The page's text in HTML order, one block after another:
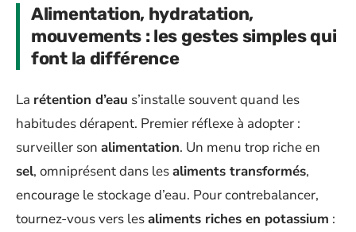
Alimentation, hydratation,
mouvements : les gestes simples qui
font la différence
La rétention d’eau s’installe souvent quand les
habitudes dérapent. Premier réflexe à adopter :
surveiller son alimentation. Un menu trop riche en
sel, omniprésent dans lesaliments transformés,
encourage le stockage d’eau. Pour contrebalancer,
tournez-vous vers lesaliments riches en potassium :